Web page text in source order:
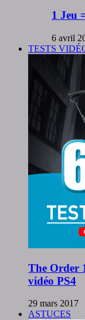
1 Jeu
6 avril
TESTS
The Order
vidéo PS4
29 mars 2017
ASTUCES